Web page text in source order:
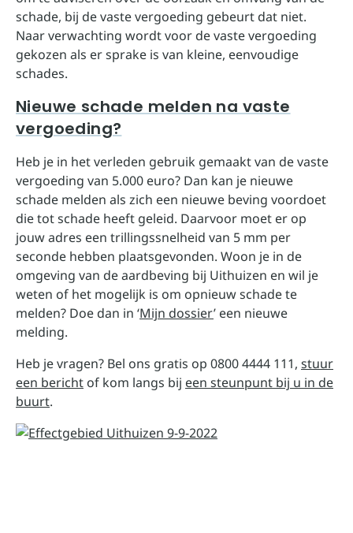
schade, bij de vaste vergoeding gebeurt dat niet.
Naar verwachting wordt voor de vaste vergoeding
gekozen als er sprake is van kleine, eenvoudige
schades.
Nieuwe schade melden na vaste
vergoeding?
Heb je in het verleden gebruik gemaakt van de vaste
vergoeding van 5.000 euro? Dan kan je nieuwe
schade melden als zich een nieuwe beving voordoet
die tot schade heeft geleid. Daarvoor moet er op
jouw adres een trillingssnelheid van 5 mm per
seconde hebben plaatsgevonden. Woon je in de
omgeving van de aardbeving bij Uithuizen en wil je
weten of het mogelijk is om opnieuw schade te
melden? Doe dan in ‘Mijn dossier’ een nieuwe
melding.
Heb je vragen? Bel ons gratis op 0800 4444 111, stuur
een bericht of kom langs bij een steunpunt bij u in de
buurt.